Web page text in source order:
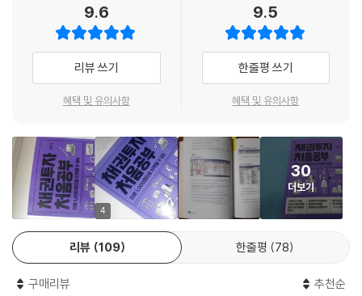
② MTS의 채권 수익률 계산기
③ MTS의 옵션 정보 표시 부족
④ 그 외 미흡한 기능
⑤ MTS 활용에 대한 개인적 생각
1 채권의 클린프라이스, 더티프라이스
2 채권의 과세 심화
① 채권 표면이자율에 대한 과세
② 채권 보유 기간에 대한 과세
③ 채권 중도 매도 시의 과세
④ 2025년부터 시작되는 금융투자소득세
가 되지는 않을 것이다. 하지만 다른 것도 아니고 돈을 다루는 투자의 영역
에 있어서, 그 대상이 되는 수단을 보다 완벽하게 활용하고 세밀하게 다룰
줄 아는 것은 우리의 소중한 돈을 장기적으로 지키고 불리기 위해 요구되
는 필수 덕목일 것이다. 따라서 채권투자를 100% 효율적으로 활용하기 위
해서는 아직까지 그 활용의 한계가 뚜렷한 MTS보다는 HTS를 활용하는
것이 좀 더 확실한 방법이라고 할 수 있다.
투자등급의 충분히 분석해서 산 채권이라면 매도하기보다는 계속 보유하
는 것이 더 안전하게 자산을 지키는 방법이다. 보유 중인 채권의 신용등급
이 내려가더라도 또는 크게 가격이 하락하더라도 마음을 가다듬고 가격이
회복되기를 기다리거나 만기일까지 보유하는 것이 통상적으로는 훨씬 효
율적이다. 물론 무작정 기다리라는 것은 아니다. 기본적으로 그러한 상황
이 발생했다면 해당 채권에 어떠한 문제가 생겼는지를 신용등급 사이트에
업데이트된 자료를 통해 확인하고 그 데이터를 근거로 판단해야 한다. 만
개인투자자가 알려주는 채권투자법
한 달 생활비, 채권 이자로 만들어보자!
주식 투자를 한다고 했을 때 가장 먼저 이런 질문을 던질 것이다. “어디에
문이다. 하지만 채권은 그렇지 않다. “어디에 투자하면 돼?”라는 질문에
몇 가지 선택지를 쥐어 줄 수 있다. 물론 그중 선택은 본인의 몫이다.
이 책은 막 입문한 채린이들을 위해 하나씩 짚으면서 설명하는 방식을 취
한다. 초보 투자자를 위해 본인의 투자를 빗대어 안전하게 투자하는 방법
을 이야기하기도 한다. 한 예로 채권의 종류에는 국채, 지방채, 특수채, 회
사채가 있는데 이 중 저자가 추천하는 방식은 회사채다. 국채나 지방채나
안전하면서도 금리가 높기 때문이다. 이 지점에서 의아할 것이다. 채권투
9.6
리뷰 쓰기
혜택 및 유의사항
9.5
한줄평 쓰기
혜택 및 유의사항
4
30
더보기
리뷰 109 한줄평 78
구매리뷰 추천순